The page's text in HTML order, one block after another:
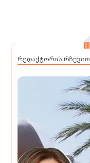
რედაქტორის რჩევით